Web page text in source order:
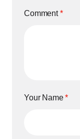
Comment*
Your Name*